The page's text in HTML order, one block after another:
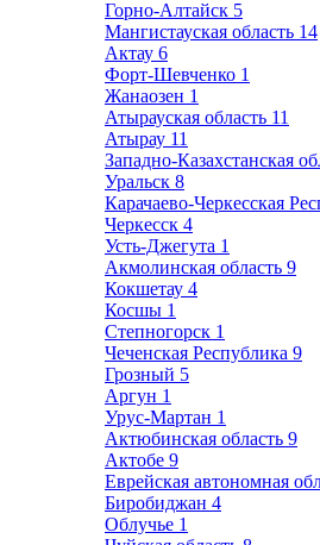
Горно-Алтайск 5
Мангистауская область 14
Актау 6
Форт-Шевченко 1
Жанаозен 1
Атырауская область 11
Атырау 11
Западно-Казахстанская
Уральск 8
Карачаево-Черкесская
Черкесск 4
Усть-Джегута 1
Акмолинская область 9
Кокшетау 4
Косшы 1
Степногорск 1
Чеченская Республика 9
Грозный 5
Аргун 1
Урус-Мартан 1
Актюбинская область 9
Актобе 9
Еврейская автономная
Биробиджан 4
Облучье 1